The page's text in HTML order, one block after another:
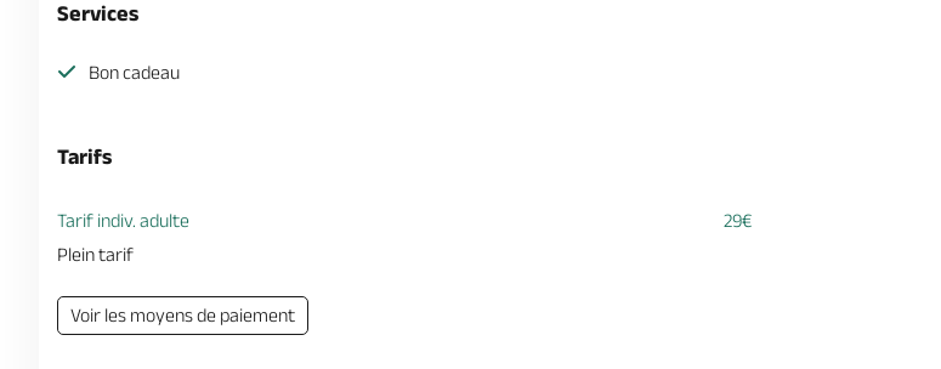
Services
Bon cadeau
Tarifs
Tarif indiv. adulte
29€
Plein tarif
Voir les moyens de paiement